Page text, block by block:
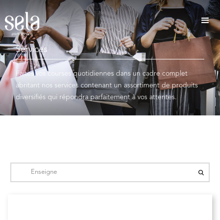
Services
Faites vos courses quotidiennes dans un cadre complet
abritant nos services contenant un assortiment de produits
diversifiés qui répondra parfaitement à vos attentes.